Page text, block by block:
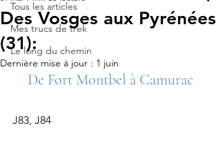
Tous les articles
Mes trucs de trek
Le long du chemin
Des Vosges aux Pyrénées
(31):
Dernière mise à jour : 1 juin
De Fort Montbel à Camurac
J83, J84